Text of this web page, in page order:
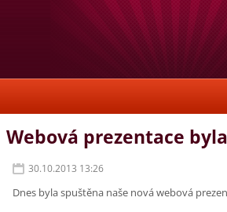
Webová prezentace
30.10.2013 13:26
Dnes byla spuštěna naše nová webová